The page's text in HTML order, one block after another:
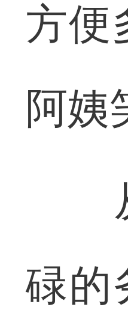
方便
阿姨
从
碌的